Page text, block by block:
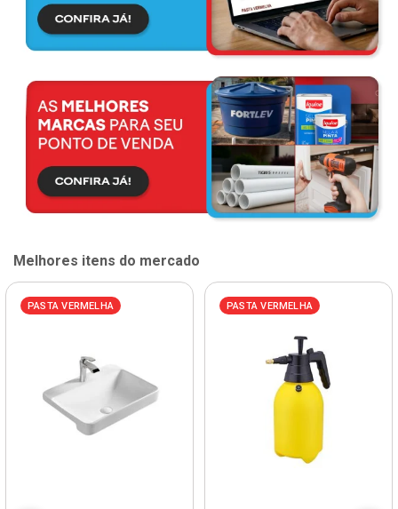
Melhores itens do mercado
PASTA VERMELHA PASTA VERMELHA